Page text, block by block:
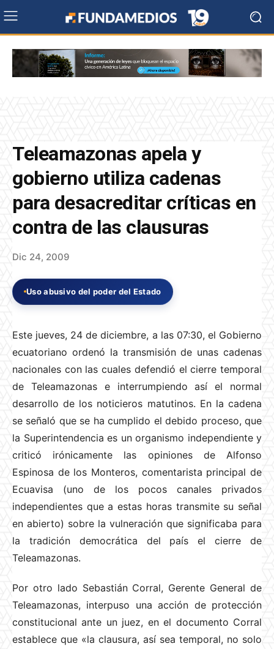
Teleamazonas apela y
gobierno utiliza cadenas
para desacreditar críticas en
contra de las clausuras
Dic 24, 2009
Uso abusivo del poder del Estado
Este jueves, 24 de diciembre, a las 07:30, el Gobierno
ecuatoriano ordenó la transmisión de unas cadenas
nacionales con las cuales defendió el cierre temporal
de Teleamazonas e interrumpiendo así el normal
desarrollo de los noticieros matutinos. En la cadena
se señaló que se ha cumplido el debido proceso, que
la Superintendencia es un organismo independiente y
criticó irónicamente las opiniones de Alfonso
Espinosa de los Monteros, comentarista principal de
Ecuavisa (uno de los pocos canales privados
independientes que a estas horas transmite su señal
en abierto) sobre la vulneración que significaba para
la tradición democrática del país el cierre de
Teleamazonas.
Por otro lado Sebastián Corral, Gerente General de
Teleamazonas, interpuso una acción de protección
constitucional ante un juez, en el documento Corral
establece que «la clausura, así sea temporal, no solo